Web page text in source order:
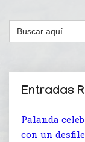
Buscar:
Entradas
Palanda
con un